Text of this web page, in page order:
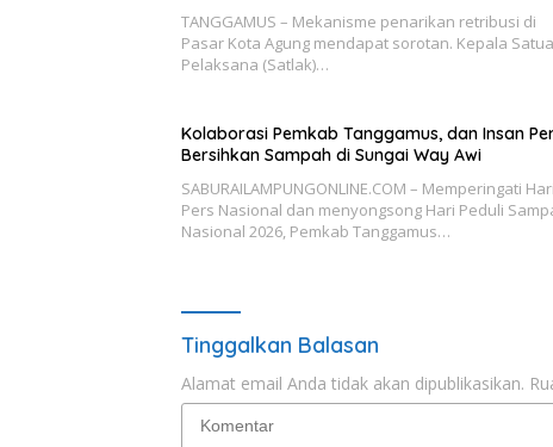
TANGGAMUS – Mekanisme penarikan retribusi di
Pasar Kota Agung mendapat sorotan. Kepala
Pelaksana (Satlak)…
Kolaborasi Pemkab Tanggamus, dan Insan
Bersihkan Sampah di Sungai Way Awi
SABURAILAMPUNGONLINE.COM – Memperingati Hari
Pers Nasional dan menyongsong Hari Peduli
Nasional 2026, Pemkab Tanggamus…
Tinggalkan Balasan
Alamat email Anda tidak akan dipublikasikan.